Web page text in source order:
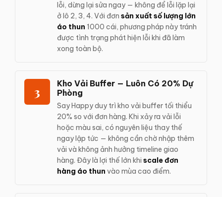
lỗi, dừng lại sửa ngay — không để lỗi lặp lại
ở lô 2, 3, 4. Với đơn sản xuất số lượng lớn
áo thun 1000 cái, phương pháp này tránh
được tình trạng phát hiện lỗi khi đã làm
xong toàn bộ.
3
Kho Vải Buffer — Luôn Có 20% Dự
Phòng
Say Happy duy trì kho vải buffer tối thiểu
20% so với đơn hàng. Khi xảy ra vải lỗi
hoặc màu sai, có nguyên liệu thay thế
ngay lập tức — không cần chờ nhập thêm
vải và không ảnh hưởng timeline giao
hàng. Đây là lợi thế lớn khi scale đơn
hàng áo thun vào mùa cao điểm.